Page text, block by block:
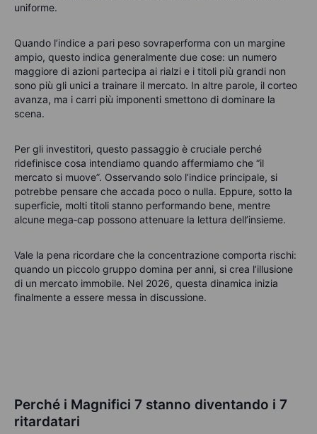
uniforme.
Quando l’indice a pari peso sovraperforma con un margine
ampio, questo indica generalmente due cose: un numero
maggiore di azioni partecipa ai rialzi e i titoli più grandi non
sono più gli unici a trainare il mercato. In altre parole, il corteo
avanza, ma i carri più imponenti smettono di dominare la
scena.
Per gli investitori, questo passaggio è cruciale perché
ridefinisce cosa intendiamo quando affermiamo che “il
mercato si muove”. Osservando solo l’indice principale, si
potrebbe pensare che accada poco o nulla. Eppure, sotto la
superficie, molti titoli stanno performando bene, mentre
alcune mega‑cap possono attenuare la lettura dell’insieme.
Vale la pena ricordare che la concentrazione comporta rischi:
quando un piccolo gruppo domina per anni, si crea l’illusione
di un mercato immobile. Nel 2026, questa dinamica inizia
finalmente a essere messa in discussione.
Perché i Magnifici 7 stanno diventando i 7
ritardatari